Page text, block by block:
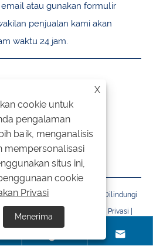
email atau gunakan formulir
penjualan kami akan
waktu 24 jam.
Quanzhou, Fujian, Cina
Co., Ltd. Semua Hak Dilindungi
Kebijakan Privasi

X
cookie untuk
pengalaman
baik, menganalisis
mempersonalisasi
situs ini,
cookie
Privasi
Menerima